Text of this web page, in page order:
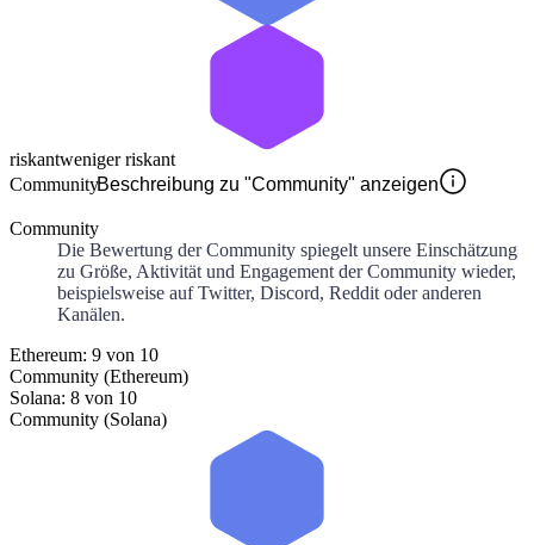
riskantweniger riskant
CommunityBeschreibung zu "Community" anzeigen
Community
Die Bewertung der Community spiegelt unsere Einschätzung
zu Größe, Aktivität und Engagement der Community wieder,
beispielsweise auf Twitter, Discord, Reddit oder anderen
Kanälen.
Ethereum: 9 von 10
Community (Ethereum)
Solana: 8 von 10
Community (Solana)